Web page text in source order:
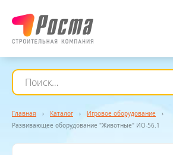
Главная › Каталог › Игровое оборудование
›
Развивающее оборудование "Животные" ИО-56.1